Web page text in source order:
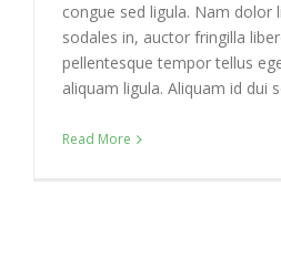
congue sed ligula. Nam dolor
sodales in, auctor fringilla
pellentesque tempor tellus
aliquam ligula. Aliquam id dui
Read More